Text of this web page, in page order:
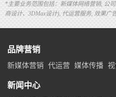
*主要业务范围包括：新媒体网络营销, 公
商设计、3DMax设计), 代运营服务, 效果广
品牌营销
新媒体营销 代运营 媒体传播
新闻中心